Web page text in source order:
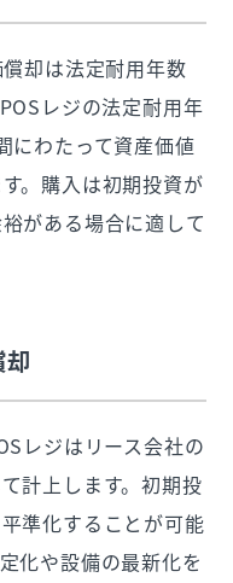
却は法定耐用年数
レジの法定耐用年
にわたって資産価値
。購入は初期投資が
がある場合に適して
レジはリース会社の
計上します。初期投
準化することが可能
化や設備の最新化を